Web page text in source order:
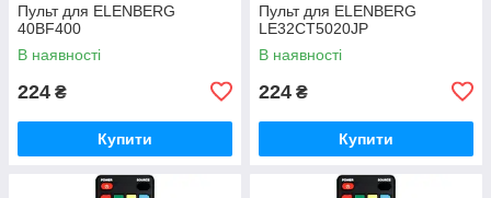
Пульт для ELENBERG
40BF400
В наявності
224 ₴
Купити
Пульт для ELENBERG
LE32CT5020JP
В наявності
224 ₴
Купити